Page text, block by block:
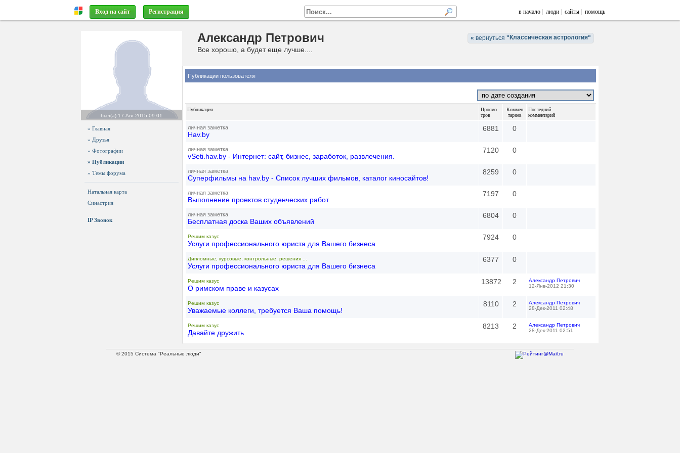
Вход на сайт Регистрация в начало люди сайты помощь
« вернуться " Классическая астрология"
Александр Петрович
Все хорошо, а будет еще лучше....
был(а) 17-Авг-2015 09:01
» Главная
» Друзья
» Фотографии
» Публикации
» Темы форума
Натальная карта
Синастрия
IP Звонок
Публикации пользователя
Публикация
Просмо
тров
Коммен
тариев
Последний
комментарий
личная заметка
Hav.by
6881 0
личная заметка
vSeti.hav.by - Интернет: сайт, бизнес, заработок, развлечения.
7120 0
личная заметка
Суперфильмы на hav.by - Список лучших фильмов, каталог киносайтов!
8259 0
личная заметка
Выполнение проектов студенческих работ
7197 0
личная заметка
Бесплатная доска Ваших объявлений
6804 0
Решим казус
Услуги профессионального юриста для Вашего бизнеса
7924 0
Дипломные, курсовые, контрольные, решения ...
Услуги профессионального юриста для Вашего бизнеса
6377 0
Решим казус
О римском праве и казусах
13872 2
Александр Петрович
12-Янв-2012 21:30
Решим казус
Уважаемые коллеги, требуется Ваша помощь!
8110 2
Александр Петрович
28-Дек-2011 02:48
Решим казус
Давайте дружить
8213 2
Александр Петрович
28-Дек-2011 02:51
© 2015 Система "Реальные люди"